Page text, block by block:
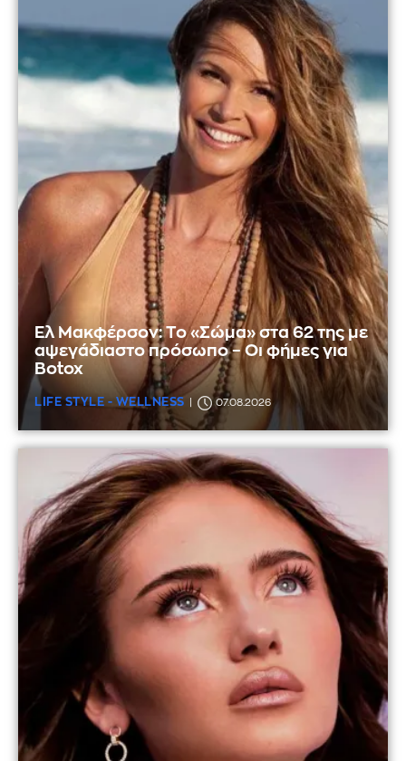
Ελ Μακφέρσον: Το «Σώμα» στα 62 της με
αψεγάδιαστο πρόσωπο – Οι φήμες για
Botox
LIFE STYLE - WELLNESS 07.08.2026